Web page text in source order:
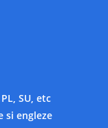
SU, etc
si engleze